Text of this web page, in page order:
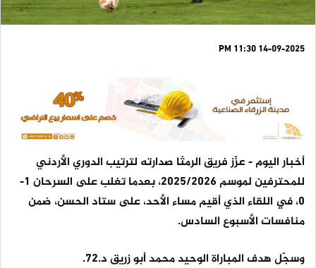
14-09-2025 11:30 PM
أخبار اليوم - عزّز فريق الرمثا صدارته لترتيب الدوري الأردني
للمحترفين لموسم 2025/2026، بعدما تغلب على السرحان 1-
0، في اللقاء الذي أقيم مساء الأحد، على ستاد الحسن، ضمن
منافسات الأسبوع السادس.
وسجّل هدف المباراة الوحيد محمد أبو زريق د.72.